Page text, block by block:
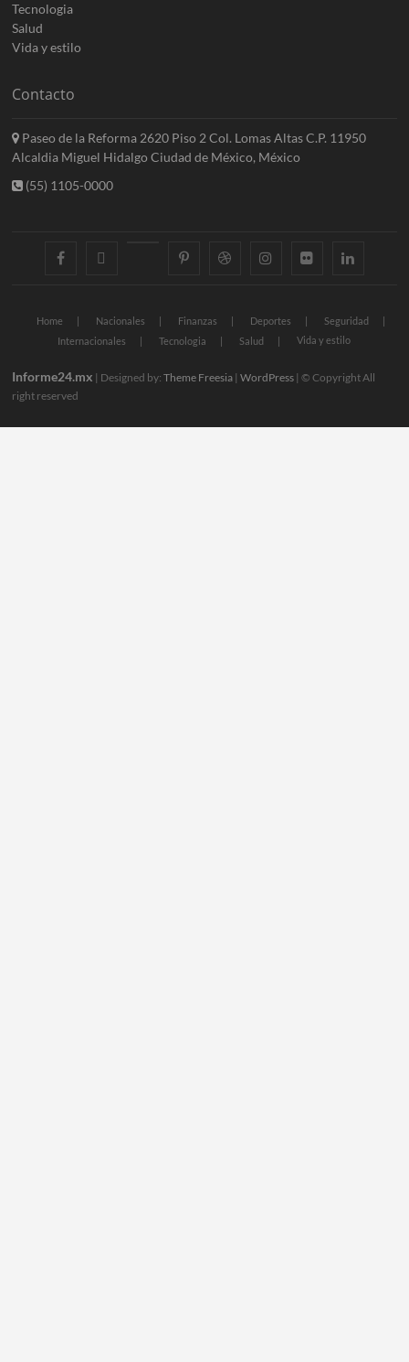
Tecnologia
Salud
Vida y estilo
Contacto
Paseo de la Reforma 2620 Piso 2 Col. Lomas Altas C.P. 11950
Alcaldia Miguel Hidalgo Ciudad de México, México
(55) 1105-0000
facebook googlepluspinterestdribbble instagramflickr linkedin
Home Nacionales Finanzas Deportes
Seguridad
Internacionales
Tecnologia Salud Vida y estilo
Informe24.mx | Designed by:Theme Freesia |WordPress | © Copyright All
right reserved